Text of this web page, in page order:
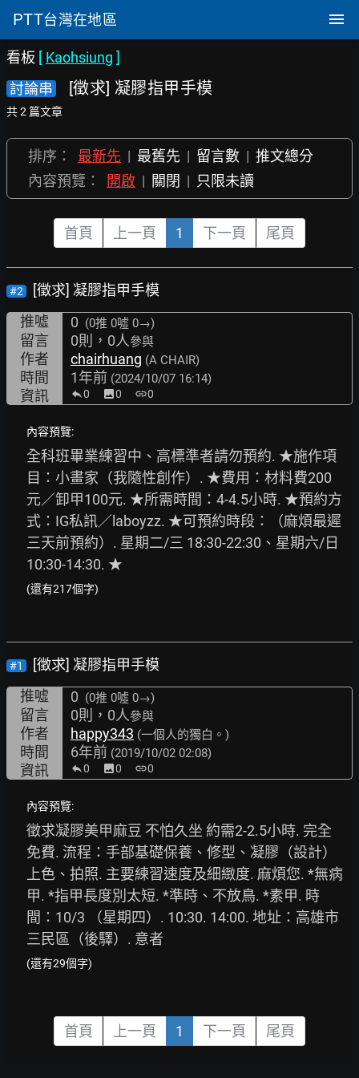
PTT台灣在地區
看板 [ Kaohsiung ]
討論串
[徵求] 凝膠指甲手模
共 2 篇文章
排序： 最新先 | 最舊先 | 留言數 | 推文總分
內容預覽：
開啟 | 關閉 | 只限未讀
首頁 上一頁 1 下一頁 尾頁
#2
[徵求] 凝膠指甲手模
推噓
0 (0推 0噓 0→)
留言 0則，0人參與
作者 chairhuang (A CHAIR)
時間 1年前 (2024/10/07 16:14)
資訊 0 image0 link0
內容預覽:
全科班畢業練習中、高標準者請勿預約. ★施作項
目：小畫家（我隨性創作）. ★費用：材料費200
元／卸甲100元. ★所需時間：4-4.5小時. ★預約方
式：IG私訊／laboyzz. ★可預約時段：（麻煩最遲
三天前預約）. 星期二/三 18:30-22:30、星期六/日
10:30-14:30. ★
(還有217個字)
#1
[徵求] 凝膠指甲手模
推噓
0 (0推 0噓 0→)
留言 0則，0人參與
作者 happy343 (一個人的獨白。)
時間 6年前 (2019/10/02 02:08)
資訊 0 image0 link0
內容預覽:
徵求凝膠美甲麻豆 不怕久坐 約需2-2.5小時. 完全
免費. 流程：手部基礎保養、修型、凝膠（設計）
上色、拍照. 主要練習速度及細緻度. 麻煩您. *無病
甲. *指甲長度別太短. *準時、不放鳥. *素甲. 時
間：10/3 （星期四）. 10:30. 14:00. 地址：高雄市
三民區（後驛）. 意者
(還有29個字)
首頁 上一頁 1 下一頁 尾頁